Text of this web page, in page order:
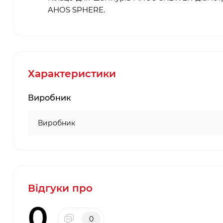
AHOS SPHERE.
Характеристики
Виробник
Виробник
Відгуки про
0